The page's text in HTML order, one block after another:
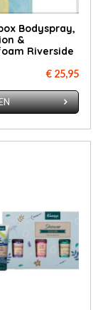
Bodyspray,
&
Riverside
€ 25,95